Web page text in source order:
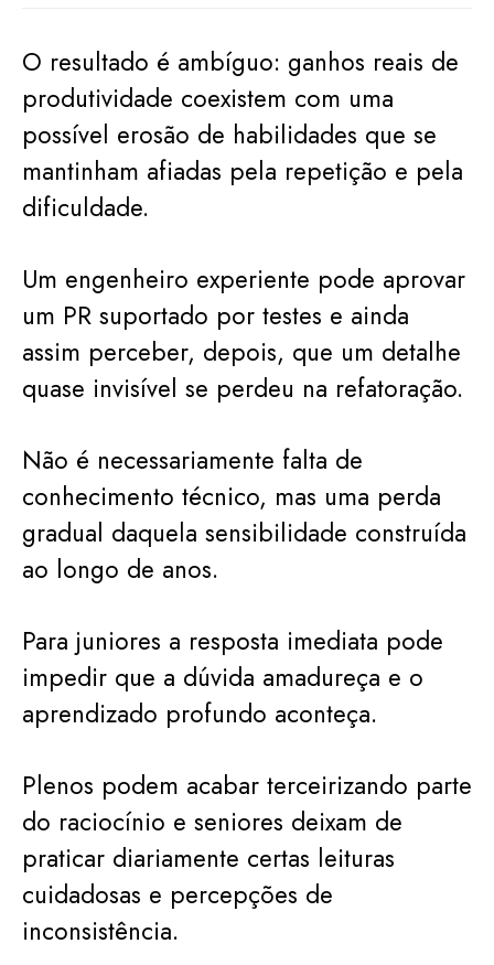
O resultado é ambíguo: ganhos reais de
produtividade coexistem com uma
possível erosão de habilidades que se
mantinham afiadas pela repetição e pela
dificuldade.
Um engenheiro experiente pode aprovar
um PR suportado por testes e ainda
assim perceber, depois, que um detalhe
quase invisível se perdeu na refatoração.
Não é necessariamente falta de
conhecimento técnico, mas uma perda
gradual daquela sensibilidade construída
ao longo de anos.
Para juniores a resposta imediata pode
impedir que a dúvida amadureça e o
aprendizado profundo aconteça.
Plenos podem acabar terceirizando parte
do raciocínio e seniores deixam de
praticar diariamente certas leituras
cuidadosas e percepções de
inconsistência.